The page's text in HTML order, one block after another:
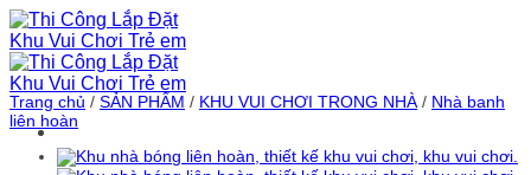
Bỏ
qua
nội
dung
Trang chủ / SẢN PHẨM / KHU VUI CHƠI TRONG NHÀ / Nhà banh
liên hoàn